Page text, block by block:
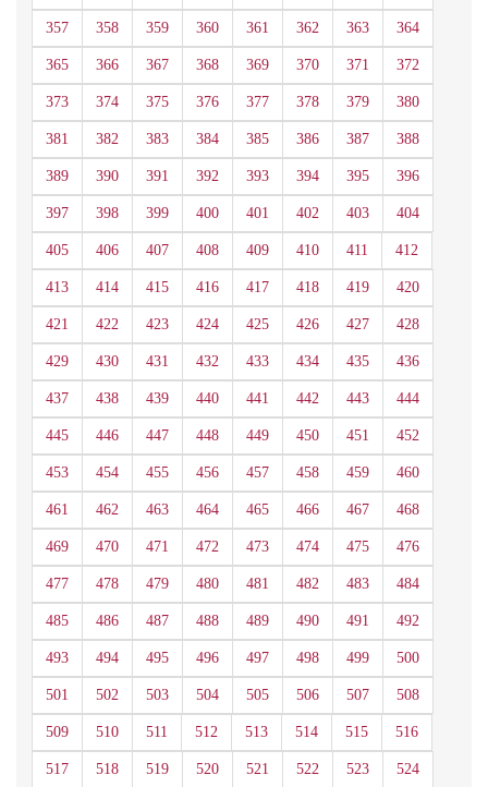
357 358 359 360 361 362 363 364
365 366 367 368 369 370 371 372
373 374 375 376 377 378 379 380
381 382 383 384 385 386 387 388
389 390 391 392 393 394 395 396
397 398 399 400 401 402 403 404
405 406 407 408 409 410 411 412
413 414 415 416 417 418 419 420
421 422 423 424 425 426 427 428
429 430 431 432 433 434 435 436
437 438 439 440 441 442 443 444
445 446 447 448 449 450 451 452
453 454 455 456 457 458 459 460
461 462 463 464 465 466 467 468
469 470 471 472 473 474 475 476
477 478 479 480 481 482 483 484
485 486 487 488 489 490 491 492
493 494 495 496 497 498 499 500
501 502 503 504 505 506 507 508
509 510 511 512 513 514 515 516
517 518 519 520 521 522 523 524